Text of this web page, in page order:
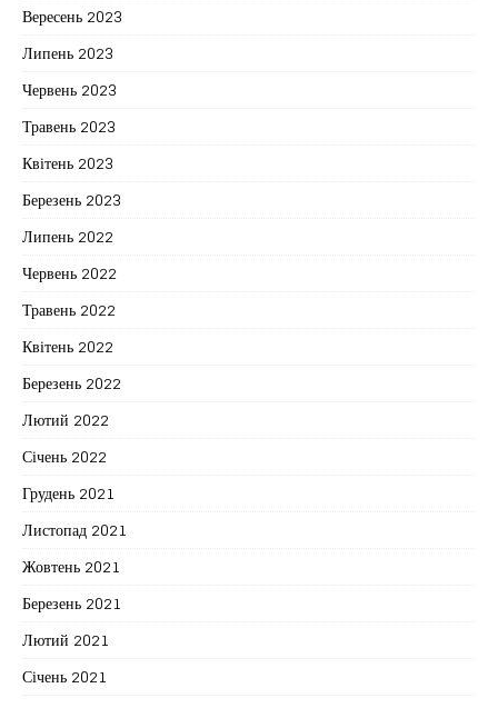
Вересень 2023
Липень 2023
Червень 2023
Травень 2023
Квітень 2023
Березень 2023
Липень 2022
Червень 2022
Травень 2022
Квітень 2022
Березень 2022
Лютий 2022
Січень 2022
Грудень 2021
Листопад 2021
Жовтень 2021
Березень 2021
Лютий 2021
Січень 2021